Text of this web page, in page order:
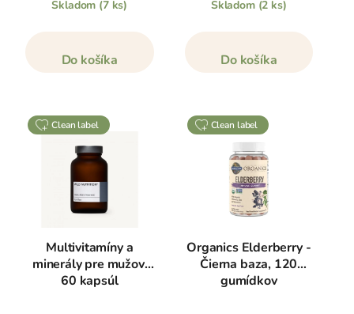
Skladom (7 ks)
Do košíka
Skladom (2 ks)
Do košíka
clean label
Multivitamíny a
minerály pre mužov,
60 kapsúl
clean label
Organics Elderberry -
Čierna baza, 120
gumídkov